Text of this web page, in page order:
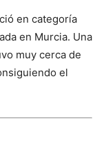
en categoría
en Murcia. Una
muy cerca de
el